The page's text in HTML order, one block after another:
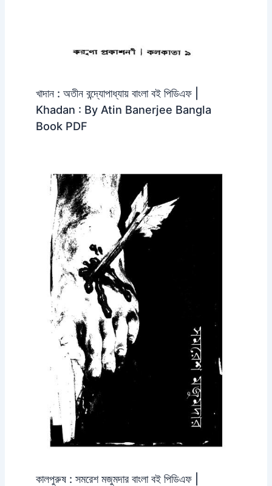
খাদান : অতীন বন্দ্যোপাধ্যায় বাংলা বই পিডিএফ |
Khadan : By Atin Banerjee Bangla
Book PDF
কালপুরুষ : সমরেশ মজুমদার বাংলা বই পিডিএফ |